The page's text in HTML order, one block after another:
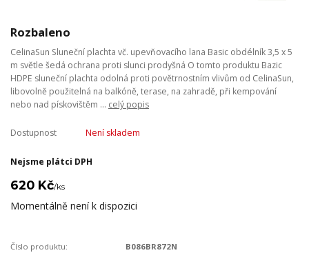
Rozbaleno
CelinaSun Sluneční plachta vč. upevňovacího lana Basic obdélník 3,5 x 5
m světle šedá ochrana proti slunci prodyšná O tomto produktu Bazic
HDPE sluneční plachta odolná proti povětrnostním vlivům od CelinaSun,
libovolně použitelná na balkóně, terase, na zahradě, při kempování
nebo nad pískovištěm ... celý popis
Dostupnost Není skladem
Nejsme plátci DPH
620 Kč/ks
Momentálně není k dispozici
Číslo produktu: ‎B086BR872N